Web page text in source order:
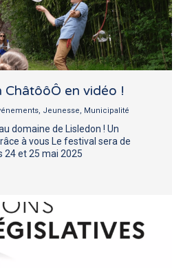
ChâtôôÔ en vidéo !
, Jeunesse, Municipalité
domaine de Lisledon ! Un
à vous Le festival sera de
24 et 25 mai 2025